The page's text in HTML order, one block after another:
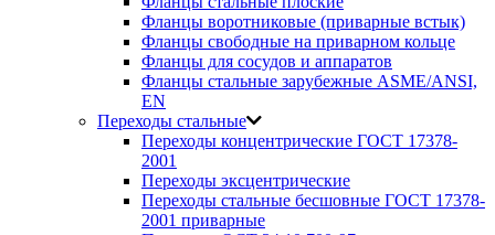
Фланцы воротниковые (приварные встык)
Фланцы свободные на приварном кольце
Фланцы для сосудов и аппаратов
Фланцы стальные зарубежные ASME/ANSI,
EN
Переходы стальные
Переходы концентрические ГОСТ 17378-
2001
Переходы эксцентрические
Переходы стальные бесшовные ГОСТ 17378-
2001 приварные